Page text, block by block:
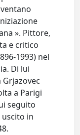
». Pittore,
e critico
1993) nel
Di lui
a Parigi
seguito
uscito in